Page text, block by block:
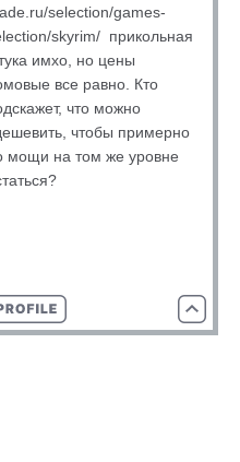
selection/games-
skyrim/ прикольная
имхо, но цены
все равно. Кто
что можно
чтобы примерно
мощи на том же уровне